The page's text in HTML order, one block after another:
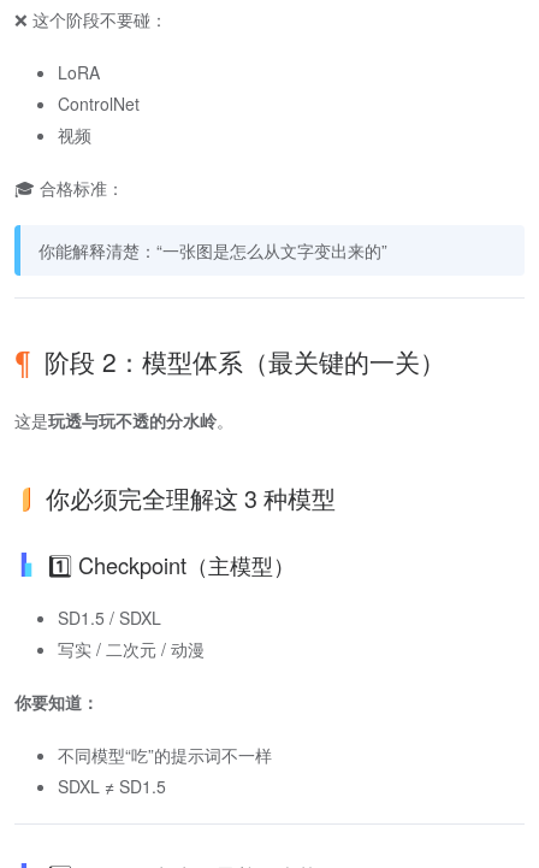
❌ 这个阶段不要碰：
LoRA
ControlNet
视频
🎓 合格标准：
你能解释清楚：“一张图是怎么从文字变出来的”
阶段 2：模型体系（最关键的一关）
这是玩透与玩不透的分水岭。
你必须完全理解这 3 种模型
1️⃣ Checkpoint（主模型）
SD1.5 / SDXL
写实 / 二次元 / 动漫
你要知道：
不同模型“吃”的提示词不一样
SDXL ≠ SD1.5